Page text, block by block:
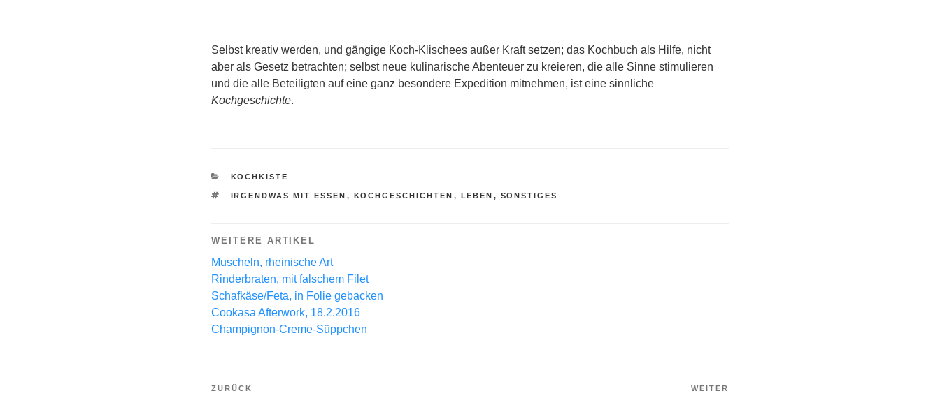
Selbst kreativ werden, und gängige Koch-Klischees außer Kraft setzen; das Kochbuch als Hilfe, nicht
aber als Gesetz betrachten; selbst neue kulinarische Abenteuer zu kreieren, die alle Sinne stimulieren
und die alle Beteiligten auf eine ganz besondere Expedition mitnehmen, ist eine sinnliche
Kochgeschichte.
KATEGORIEN
KOCHKISTE
SCHLAGWÖRTER
IRGENDWAS MIT ESSEN , KOCHGESCHICHTEN , LEBEN , SONSTIGES
WEITERE ARTIKEL
Muscheln, rheinische Art
Rinderbraten, mit falschem Filet
Schafkäse/Feta, in Folie gebacken
Cookasa Afterwork, 18.2.2016
Champignon-Creme-Süppchen
Beitragsnavigation
Vorheriger
ZURÜCK WEITER